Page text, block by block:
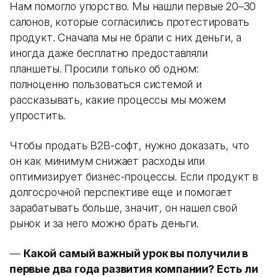
Нам помогло упорство. Мы нашли первые 20–30
салонов, которые согласились протестировать
продукт. Сначала мы не брали с них деньги, а
иногда даже бесплатно предоставляли
планшеты. Просили только об одном:
полноценно пользоваться системой и
рассказывать, какие процессы мы можем
упростить.
Чтобы продать B2B-софт, нужно доказать, что
он как минимум снижает расходы или
оптимизирует бизнес-процессы. Если продукт в
долгосрочной перспективе еще и помогает
зарабатывать больше, значит, он нашел свой
рынок и за него можно брать деньги.
— Какой самый важный урок вы получили в
первые два года развития компании? Есть ли